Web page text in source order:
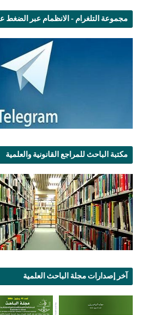
مجموعة التلغرام - الانظمام عبر الضغط
مكتبة الباحث للمراجع القانونية والعلمية
آخر إصدارات مجلة الباحث العلمية